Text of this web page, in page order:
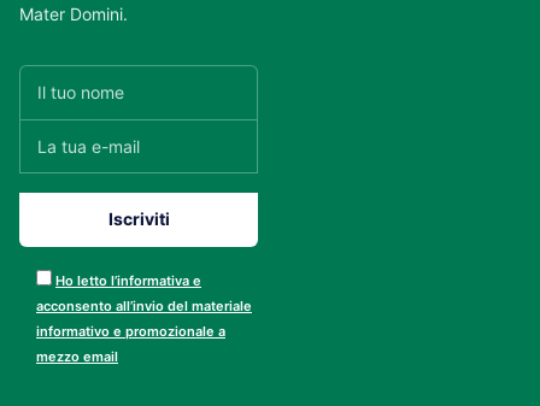
Mater Domini.
Ho letto l’informativa e
acconsento all’invio del materiale
informativo e promozionale a
mezzo email